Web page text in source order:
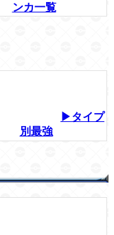
ンカ一覧
▶タイプ
別最強